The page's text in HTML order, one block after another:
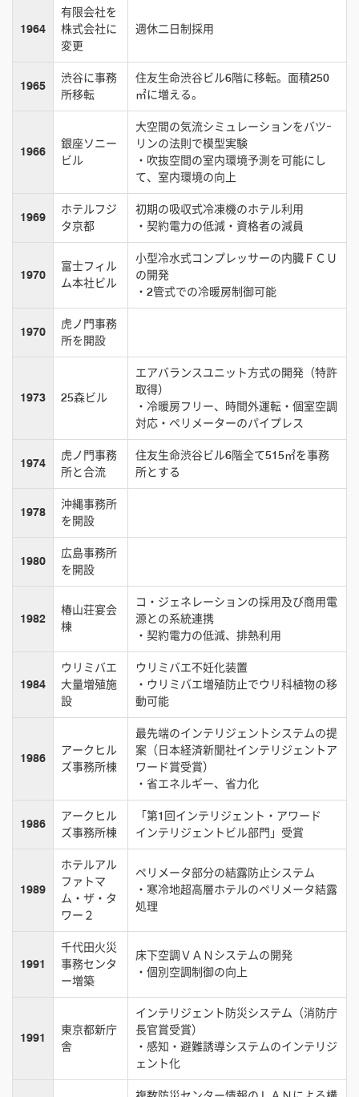
1964
有限会社を
株式会社に
変更
週休二日制採用
1965
渋谷に事務
所移転
住友生命渋谷ビル6階に移転。面積250
㎡に増える。
1966
銀座ソニー
ビル
大空間の気流シミュレーションをバツｰ
リンの法則で模型実験
・吹抜空間の室内環境予測を可能にし
て、室内環境の向上
1969
ホテルフジ
タ京都
初期の吸収式冷凍機のホテル利用
・契約電力の低減・資格者の減員
1970
富士フィル
ム本社ビル
小型冷水式コンプレッサーの内臓ＦＣＵ
の開発
・2管式での冷暖房制御可能
1970
虎ノ門事務
所を開設
1973 25森ビル
エアバランスユニット方式の開発（特許
取得）
・冷暖房フリー、時間外運転・個室空調
対応・ペリメーターのパイプレス
1974
虎ノ門事務
所と合流
住友生命渋谷ビル6階全て515㎡を事務
所とする
1978
沖縄事務所
を開設
1980
広島事務所
を開設
1982
椿山荘宴会
棟
コ・ジェネレーションの採用及び商用電
源との系統連携
・契約電力の低減、排熱利用
1984
ウリミバエ
大量増殖施
設
ウリミバエ不妊化装置
・ウリミバエ増殖防止でウリ科植物の移
動可能
1986
アークヒル
ズ事務所棟
最先端のインテリジェントシステムの提
案（日本経済新聞社インテリジェントア
ワード賞受賞）
・省エネルギー、省力化
1986
アークヒル
ズ事務所棟
「第1回インテリジェント・アワード
インテリジェントビル部門」受賞
1989
ホテルアル
ファトマ
ム・ザ・タ
ワー２
ペリメータ部分の結露防止システム
・寒冷地超高層ホテルのペリメータ結露
処理
1991
千代田火災
事務センタ
ー増築
床下空調ＶＡＮシステムの開発
・個別空調制御の向上
1991
東京都新庁
舎
インテリジェント防災システム（消防庁
長官賞受賞）
・感知・避難誘導システムのインテリジ
ェント化